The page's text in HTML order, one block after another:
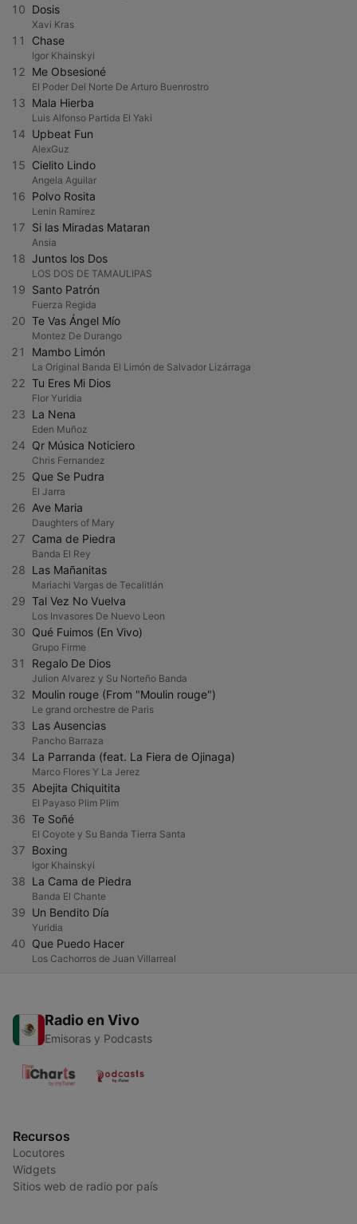
10 Dosis
Xavi Kras
11 Chase
Igor Khainskyi
12 Me Obsesioné
El Poder Del Norte De Arturo Buenrostro
13 Mala Hierba
Luis Alfonso Partida El Yaki
14 Upbeat Fun
AlexGuz
15 Cielito Lindo
Angela Aguilar
16 Polvo Rosita
Lenin Ramírez
17 Si las Miradas Mataran
Ansia
18 Juntos los Dos
LOS DOS DE TAMAULIPAS
19 Santo Patrón
Fuerza Regida
20 Te Vas Ángel Mío
Montez De Durango
21 Mambo Limón
La Original Banda El Limón de Salvador Lizárraga
22 Tu Eres Mi Dios
Flor Yuridia
23 La Nena
Eden Muñoz
24 Qr Música Noticiero
Chris Fernandez
25 Que Se Pudra
El Jarra
26 Ave Maria
Daughters of Mary
27 Cama de Piedra
Banda El Rey
28 Las Mañanitas
Mariachi Vargas de Tecalitlán
29 Tal Vez No Vuelva
Los Invasores De Nuevo Leon
30 Qué Fuimos (En Vivo)
Grupo Firme
31 Regalo De Dios
Julion Alvarez y Su Norteño Banda
32 Moulin rouge (From "Moulin rouge")
Le grand orchestre de Paris
33 Las Ausencias
Pancho Barraza
34 La Parranda (feat. La Fiera de Ojinaga)
Marco Flores Y La Jerez
35 Abejita Chiquitita
El Payaso Plim Plim
36 Te Soñé
El Coyote y Su Banda Tierra Santa
37 Boxing
Igor Khainskyi
38 La Cama de Piedra
Banda El Chante
39 Un Bendito Día
Yuridia
40 Que Puedo Hacer
Los Cachorros de Juan Villarreal
Radio en Vivo
Emisoras y Podcasts
Recursos
Locutores
Widgets
Sitios web de radio por país